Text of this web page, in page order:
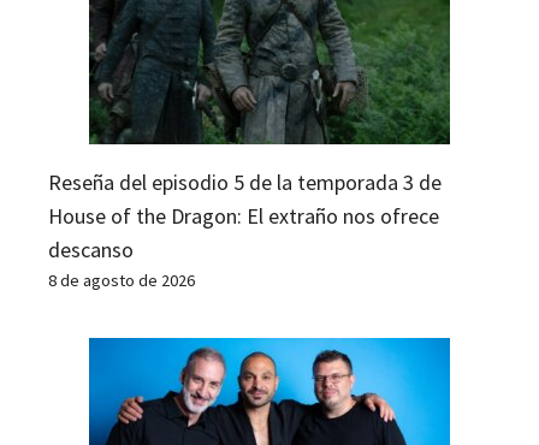
Reseña del episodio 5 de la temporada 3 de
House of the Dragon: El extraño nos ofrece
descanso
8 de agosto de 2026